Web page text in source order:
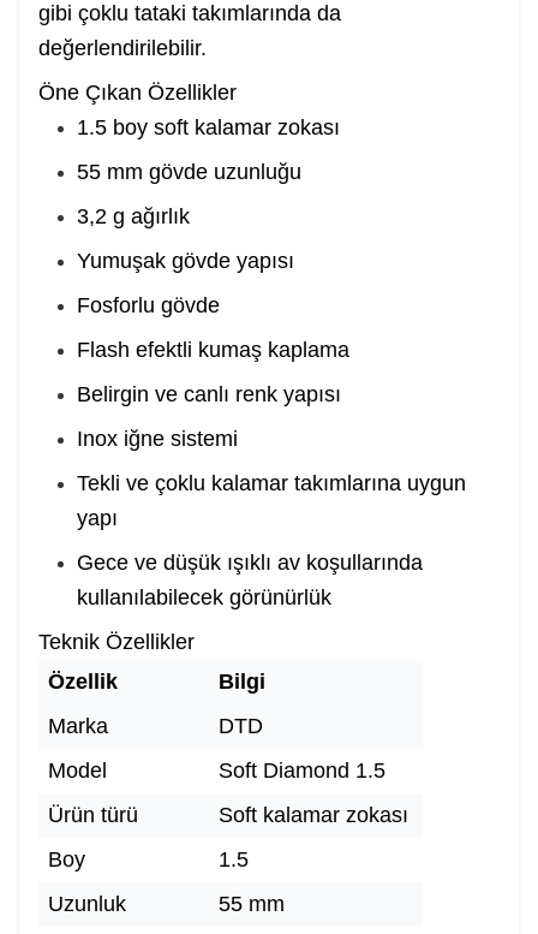
gibi çoklu tataki takımlarında da
değerlendirilebilir.
Öne Çıkan Özellikler
1.5 boy soft kalamar zokası
55 mm gövde uzunluğu
3,2 g ağırlık
Yumuşak gövde yapısı
Fosforlu gövde
Flash efektli kumaş kaplama
Belirgin ve canlı renk yapısı
Inox iğne sistemi
Tekli ve çoklu kalamar takımlarına uygun
yapı
Gece ve düşük ışıklı av koşullarında
kullanılabilecek görünürlük
Teknik Özellikler
Özellik
Bilgi
Marka
DTD
Model
Soft Diamond 1.5
Ürün türü
Soft kalamar zokası
Boy
1.5
Uzunluk
55 mm